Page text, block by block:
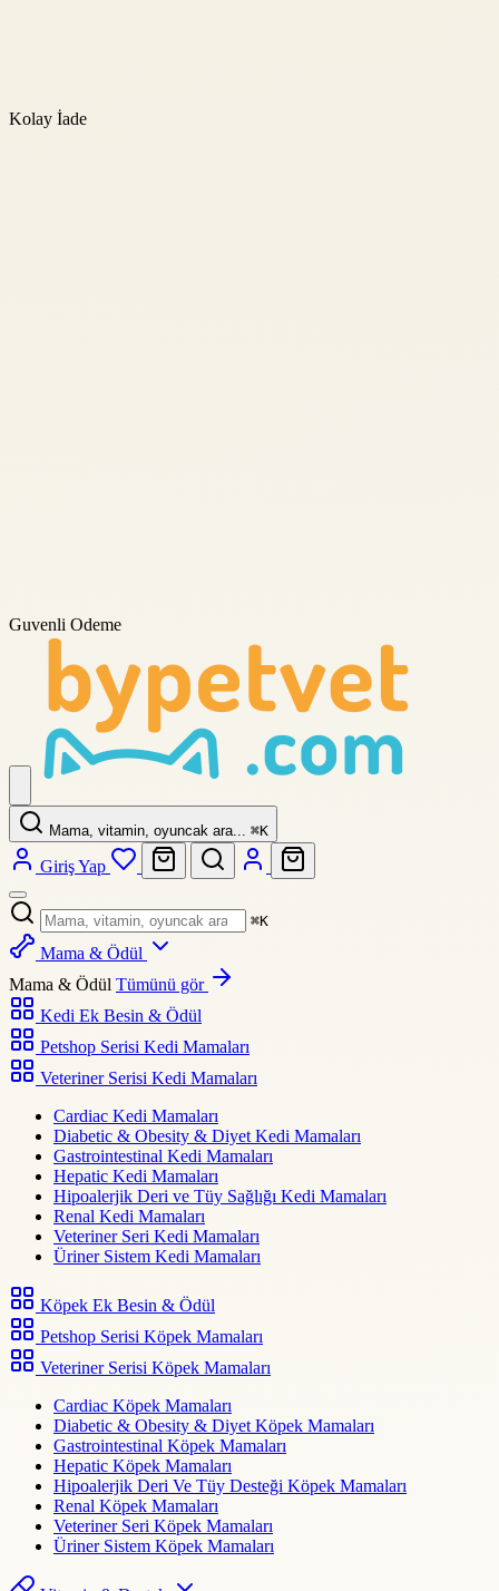
Kolay İade
Guvenli Odeme
Mama, vitamin, oyuncak ara... ⌘K
Giriş Yap
⌘K
Mama & Ödül
Mama & Ödül Tümünü gör
Kedi Ek Besin & Ödül
Petshop Serisi Kedi Mamaları
Veteriner Serisi Kedi Mamaları
Cardiac Kedi Mamaları
Diabetic & Obesity & Diyet Kedi Mamaları
Gastrointestinal Kedi Mamaları
Hepatic Kedi Mamaları
Hipoalerjik Deri ve Tüy Sağlığı Kedi Mamaları
Renal Kedi Mamaları
Veteriner Seri Kedi Mamaları
Üriner Sistem Kedi Mamaları
Köpek Ek Besin & Ödül
Petshop Serisi Köpek Mamaları
Veteriner Serisi Köpek Mamaları
Cardiac Köpek Mamaları
Diabetic & Obesity & Diyet Köpek Mamaları
Gastrointestinal Köpek Mamaları
Hepatic Köpek Mamaları
Hipoalerjik Deri Ve Tüy Desteği Köpek Mamaları
Renal Köpek Mamaları
Veteriner Seri Köpek Mamaları
Üriner Sistem Köpek Mamaları